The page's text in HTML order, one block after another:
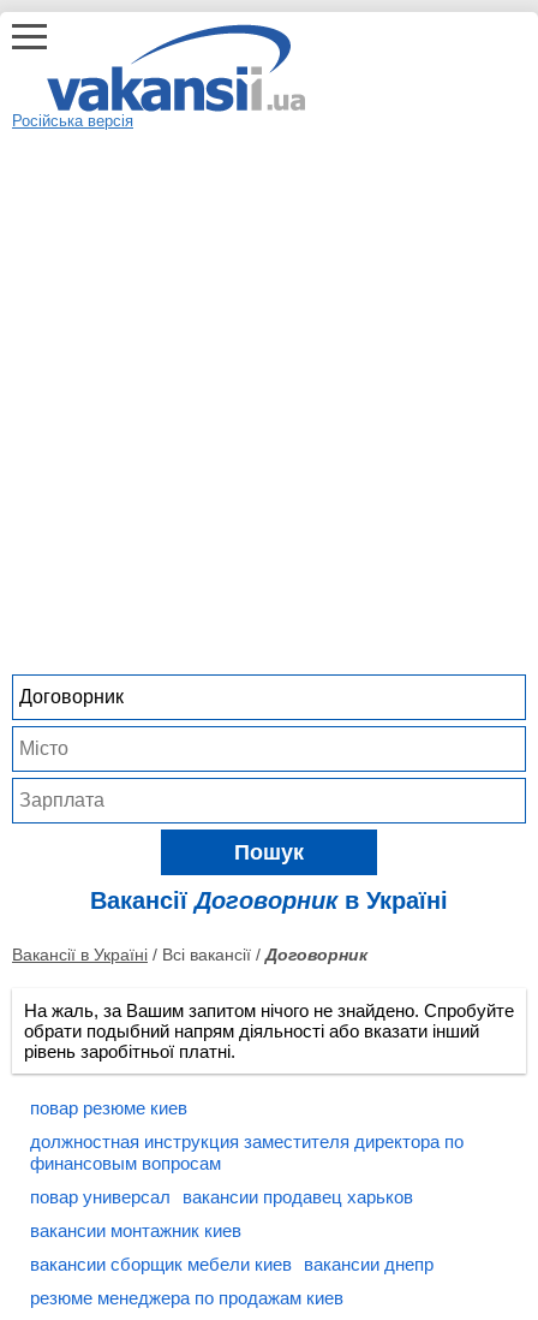
Російська версія
Пошук
ВакансіїДоговорникв Україні
Вакансії в Україні / Всі вакансії / Договорник
На жаль, за Вашим запитом нічого не знайдено. Спробуйте
обрати подыбний напрям діяльності або вказати інший
рівень заробітньої платні.
повар резюме киев
должностная инструкция заместителя директора по
финансовым вопросам
повар универсал
вакансии продавец харьков
вакансии монтажник киев
вакансии сборщик мебели киев
вакансии днепр
резюме менеджера по продажам киев